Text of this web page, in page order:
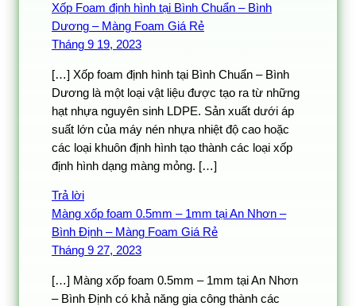
Xốp Foam định hình tại Bình Chuẩn – Bình
Dương – Màng Foam Giá Rẻ
Tháng 9 19, 2023
[…] Xốp foam định hình tại Bình Chuẩn – Bình
Dương là một loại vật liệu được tạo ra từ những
hạt nhựa nguyên sinh LDPE. Sản xuất dưới áp
suất lớn của máy nén nhựa nhiệt độ cao hoặc
các loại khuôn định hình tạo thành các loại xốp
định hình dạng màng mỏng. […]
Trả lời
Màng xốp foam 0.5mm – 1mm tại An Nhơn –
Bình Định – Màng Foam Giá Rẻ
Tháng 9 27, 2023
[…] Màng xốp foam 0.5mm – 1mm tại An Nhơn
– Bình Định có khả năng gia công thành các